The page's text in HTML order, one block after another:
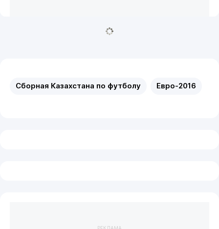
Сборная Казахстана по футболу Евро-2016